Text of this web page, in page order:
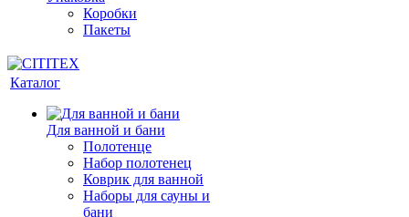
Коробки
Пакеты
Каталог
Для ванной и бани
Полотенце
Набор полотенец
Коврик для ванной
Наборы для сауны и
бани